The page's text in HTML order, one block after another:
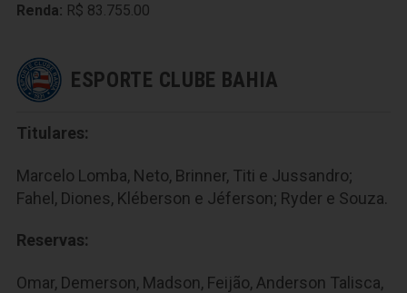
Renda: R$ 83.755.00
ESPORTE CLUBE BAHIA
Titulares:
Marcelo Lomba, Neto, Brinner, Titi e Jussandro;
Fahel, Diones, Kléberson e Jéferson; Ryder e Souza.
Reservas:
Omar, Demerson, Madson, Feijão, Anderson Talisca,